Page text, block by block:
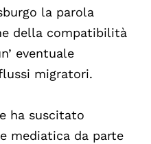
la parola
della compatibilità
eventuale
migratori.
ha suscitato
mediatica da parte